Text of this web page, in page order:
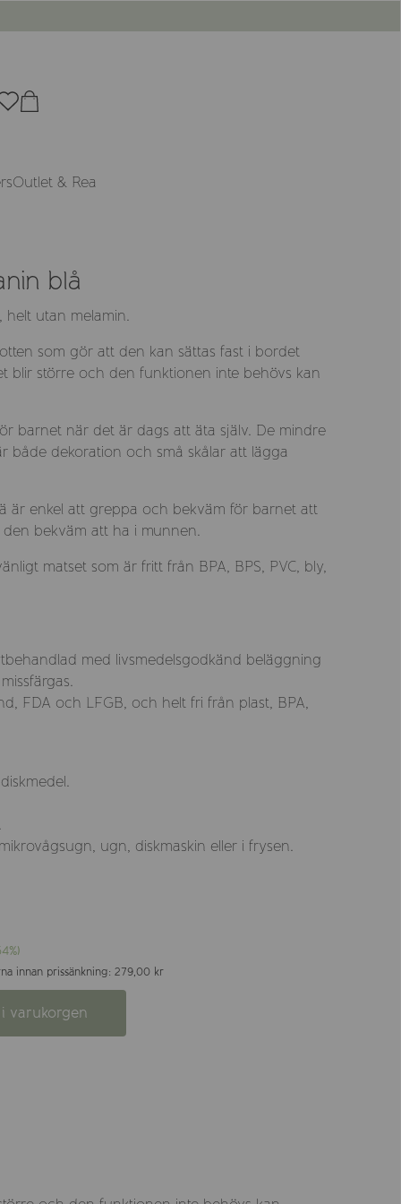
Outlet & Rea
blå
utan melamin.
som gör att den kan sättas fast i bordet
blir större och den funktionen inte behövs kan
barnet när det är dags att äta själv. De mindre
både dekoration och små skålar att lägga
är enkel att greppa och bekväm för barnet att
bekväm att ha i munnen.
matset som är fritt från BPA, BPS, PVC, bly,
med livsmedelsgodkänd beläggning
FDA och LFGB, och helt fri från plast, BPA,
ugn, diskmaskin eller i frysen.
innan prissänkning: 279,00 kr
varukorgen